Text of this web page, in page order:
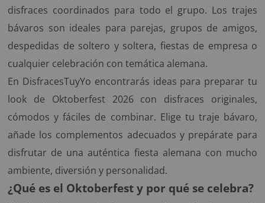
disfraces coordinados para todo el grupo. Los trajes
bávaros son ideales para parejas, grupos de amigos,
despedidas de soltero y soltera, fiestas de empresa o
cualquier celebración con temática alemana.
En DisfracesTuyYo encontrarás ideas para preparar tu
look de Oktoberfest 2026 con disfraces originales,
cómodos y fáciles de combinar. Elige tu traje bávaro,
añade los complementos adecuados y prepárate para
disfrutar de una auténtica fiesta alemana con mucho
ambiente, diversión y personalidad.
¿Qué es el Oktoberfest y por qué se celebra?